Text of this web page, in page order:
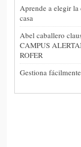
Aprende a elegir la
casa
Abel caballero
CAMPUS
ROFER
Gestiona